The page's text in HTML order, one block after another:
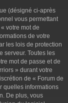
(désigné ci-après
vous permettant
votre mot de
de votre
les lois de protection
serveur. Toutes les
mot de passe et de
» durant votre
de « Forum de
quelles informations
De plus, vous